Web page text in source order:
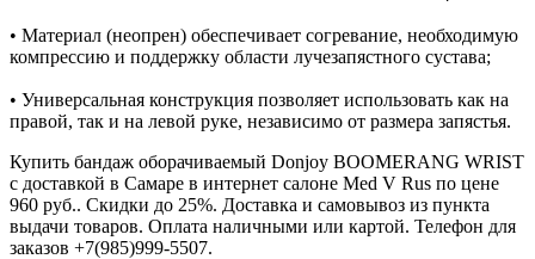
• Материал (неопрен) обеспечивает согревание, необходимую
компрессию и поддержку области лучезапястного сустава;
• Универсальная конструкция позволяет использовать как на
правой, так и на левой руке, независимо от размера запястья.
Купить бандаж оборачиваемый Donjoy BOOMERANG WRIST
с доставкой в Самаре в интернет салоне Med V Rus по цене
960 руб.. Скидки до 25%. Доставка и самовывоз из пункта
выдачи товаров. Оплата наличными или картой. Телефон для
заказов +7(985)999-5507.